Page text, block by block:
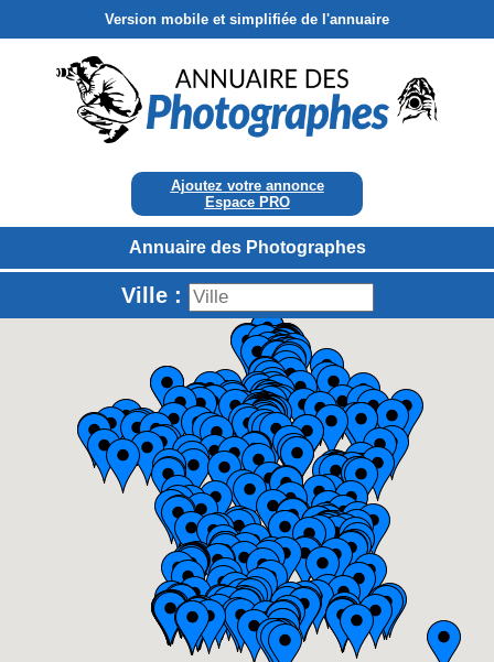
Version mobile et simplifiée de l'annuaire
Ajoutez votre annonce
Espace PRO
Annuaire des Photographes
Ville :